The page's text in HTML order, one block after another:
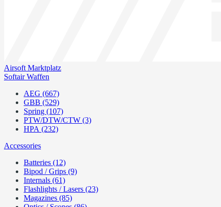
Airsoft Marktplatz
Softair Waffen
AEG (667)
GBB (529)
Spring (107)
PTW/DTW/CTW (3)
HPA (232)
Accessories
Batteries (12)
Bipod / Grips (9)
Internals (61)
Flashlights / Lasers (23)
Magazines (85)